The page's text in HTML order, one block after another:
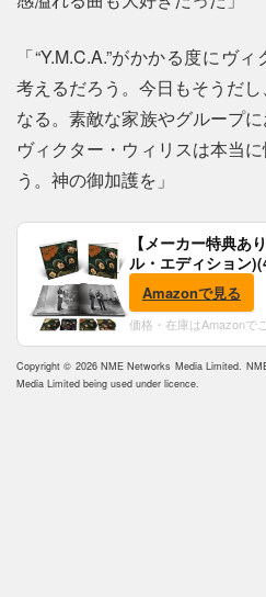
「“Y.M.C.A.”がかかる度にヴ
考えるだろう。今日もそうだ
なる。素敵な家族やグループに
ヴィクター・ウィリスは本当
う。神の御加護を」
【メーカー特典あ
ル・エディション
(完全生産限定盤
Amazonで見る
価格・在庫はAmazonで
Copyright © 2026 NME Networks Media Limited.
Media Limited being used under licence.